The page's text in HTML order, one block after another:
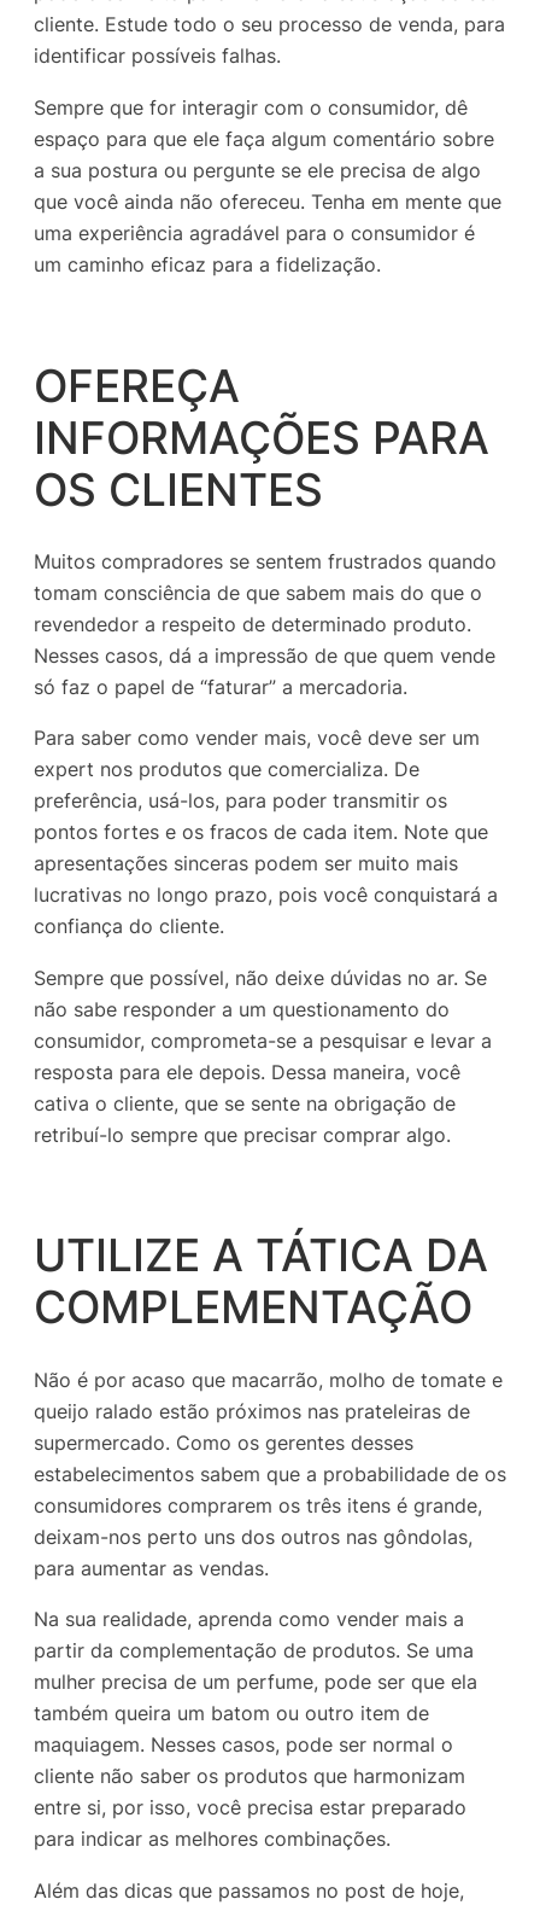
cliente. Estude todo o seu processo de venda, para
identificar possíveis falhas.
Sempre que for interagir com o consumidor, dê
espaço para que ele faça algum comentário sobre
a sua postura ou pergunte se ele precisa de algo
que você ainda não ofereceu. Tenha em mente que
uma experiência agradável para o consumidor é
um caminho eficaz para a fidelização.
OFEREÇA
INFORMAÇÕES PARA
OS CLIENTES
Muitos compradores se sentem frustrados quando
tomam consciência de que sabem mais do que o
revendedor a respeito de determinado produto.
Nesses casos, dá a impressão de que quem vende
só faz o papel de “faturar” a mercadoria.
Para saber como vender mais, você deve ser um
expert nos produtos que comercializa. De
preferência, usá-los, para poder transmitir os
pontos fortes e os fracos de cada item. Note que
apresentações sinceras podem ser muito mais
lucrativas no longo prazo, pois você conquistará a
confiança do cliente.
Sempre que possível, não deixe dúvidas no ar. Se
não sabe responder a um questionamento do
consumidor, comprometa-se a pesquisar e levar a
resposta para ele depois. Dessa maneira, você
cativa o cliente, que se sente na obrigação de
retribuí-lo sempre que precisar comprar algo.
UTILIZE A TÁTICA DA
COMPLEMENTAÇÃO
Não é por acaso que macarrão, molho de tomate e
queijo ralado estão próximos nas prateleiras de
supermercado. Como os gerentes desses
estabelecimentos sabem que a probabilidade de os
consumidores comprarem os três itens é grande,
deixam-nos perto uns dos outros nas gôndolas,
para aumentar as vendas.
Na sua realidade, aprenda como vender mais a
partir da complementação de produtos. Se uma
mulher precisa de um perfume, pode ser que ela
também queira um batom ou outro item de
maquiagem. Nesses casos, pode ser normal o
cliente não saber os produtos que harmonizam
entre si, por isso, você precisa estar preparado
para indicar as melhores combinações.
Além das dicas que passamos no post de hoje,